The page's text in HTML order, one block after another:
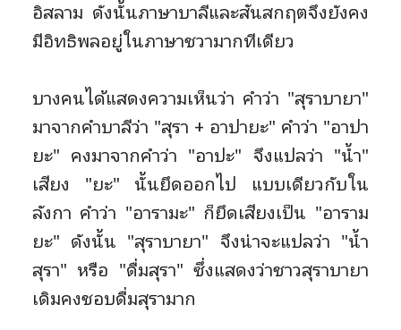
อิสลาม ดังนั้นภาษาบาลีและสันสกฤตจึงยังคง
มีอิทธิพลอยู่ในภาษาชวามากทีเดียว
บางคนได้แสดงความเห็นว่า คำว่า "สุราบายา"
มาจากคำบาลีว่า "สุรา + อาปายะ" คำว่า "อาปา
ยะ" คงมาจากคำว่า "อาปะ" จึงแปลว่า "น้ำ"
เสียง "ยะ" นั้นยึดออกไป แบบเดียวกับใน
ลังกา คำว่า "อารามะ" ก็ยึดเสียงเป็น "อาราม
ยะ" ดังนั้น "สุราบายา" จึงน่าจะแปลว่า "น้ำ
สุรา" หรือ "ดื่มสุรา" ซึ่งแสดงว่าชาวสุราบายา
เดิมคงชอบดื่มสุรามาก